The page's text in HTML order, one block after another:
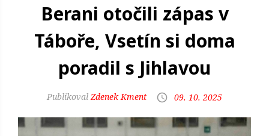
Berani otočili zápas v
Táboře, Vsetín si doma
poradil s Jihlavou
Zdenek Kment 09. 10. 2025